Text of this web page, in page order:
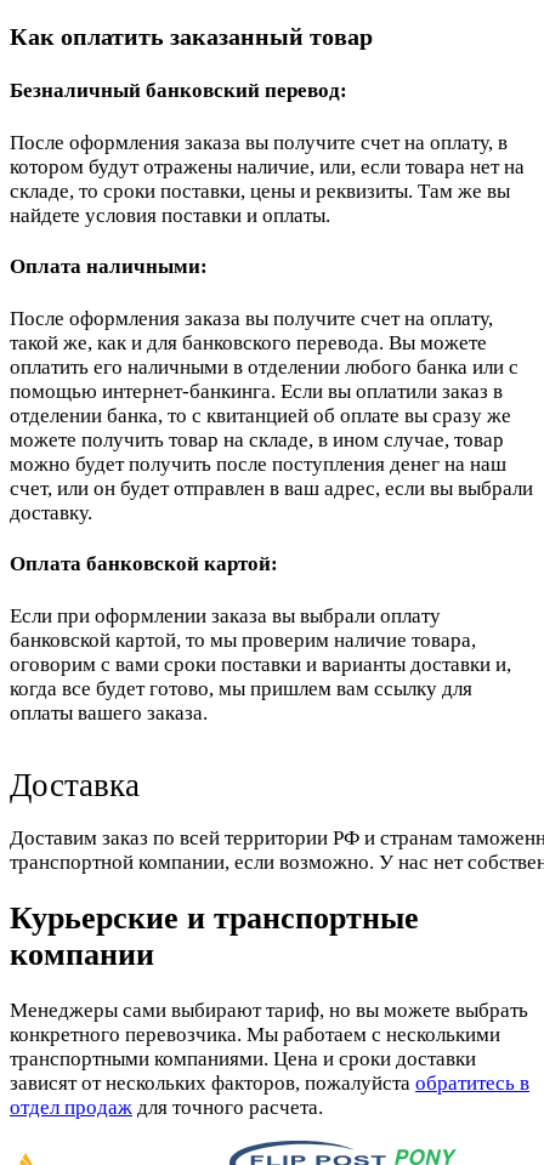
Как оплатить заказанный товар
Безналичный банковский перевод:
После оформления заказа вы получите счет на оплату, в
котором будут отражены наличие, или, если товара нет на
складе, то сроки поставки, цены и реквизиты. Там же вы
найдете условия поставки и оплаты.
Оплата наличными:
После оформления заказа вы получите счет на оплату,
такой же, как и для банковского перевода. Вы можете
оплатить его наличными в отделении любого банка или с
помощью интернет-банкинга. Если вы оплатили заказ в
отделении банка, то с квитанцией об оплате вы сразу же
можете получить товар на складе, в ином случае, товар
можно будет получить после поступления денег на наш
счет, или он будет отправлен в ваш адрес, если вы выбрали
доставку.
Оплата банковской картой:
Если при оформлении заказа вы выбрали оплату
банковской картой, то мы проверим наличие товара,
оговорим с вами сроки поставки и варианты доставки и,
когда все будет готово, мы пришлем вам ссылку для
оплаты вашего заказа.
Доставка
Доставим заказ по всей территории РФ и странам
транспортной компании, если возможно. У нас нет
Курьерские и транспортные
компании
Менеджеры сами выбирают тариф, но вы можете выбрать
конкретного перевозчика. Мы работаем с несколькими
транспортными компаниями. Цена и сроки доставки
зависят от нескольких факторов, пожалуйста обратитесь в
отдел продаж для точного расчета.